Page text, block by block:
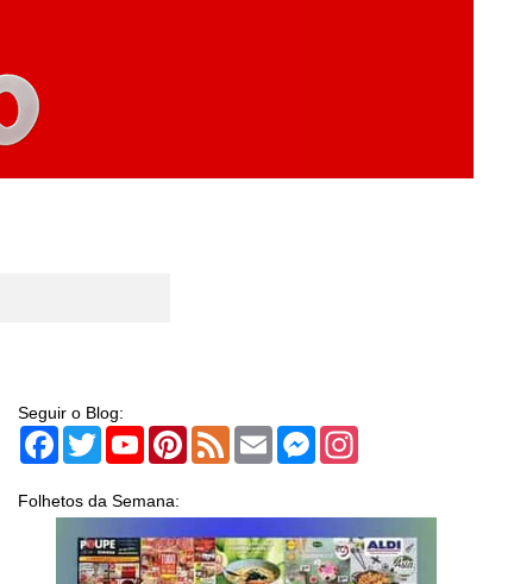
Seguir o Blog:
Facebook
TwitterYouTubePinterest
Feed Email Messenger
Folhetos da Semana: